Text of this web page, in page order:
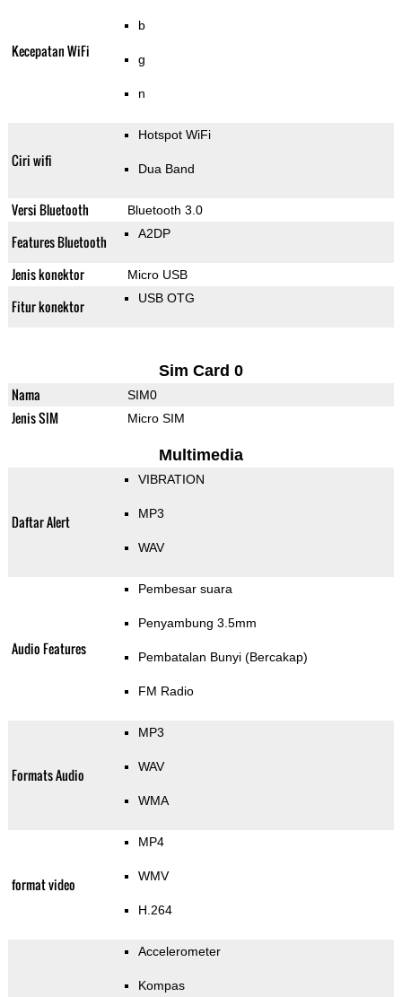
Kecepatan WiFi
b
g
n
Ciri wifi
Hotspot WiFi
Dua Band
Versi Bluetooth Bluetooth 3.0
Features Bluetooth A2DP
Jenis konektor Micro USB
Fitur konektor USB OTG
Sim Card 0
Nama SIM0
Jenis SIM Micro SIM
Multimedia
Daftar Alert
VIBRATION
MP3
WAV
Audio Features
Pembesar suara
Penyambung 3.5mm
Pembatalan Bunyi (Bercakap)
FM Radio
Formats Audio
MP3
WAV
WMA
format video
MP4
WMV
H.264
Accelerometer
Kompas